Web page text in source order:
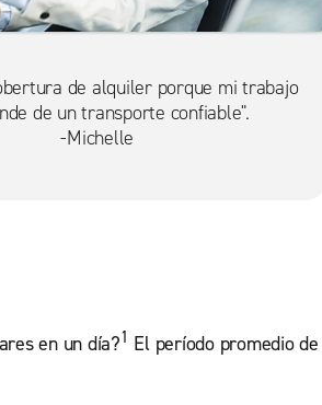
de alquiler porque mi trabajo
de un transporte confiable".
-Michelle
en un día?1 El período promedio